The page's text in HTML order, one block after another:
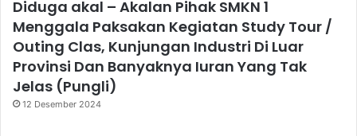
Diduga akal – Akalan Pihak SMKN 1
Menggala Paksakan Kegiatan Study Tour /
Outing Clas, Kunjungan Industri Di Luar
Provinsi Dan Banyaknya Iuran Yang Tak
Jelas (Pungli)
12 Desember 2024